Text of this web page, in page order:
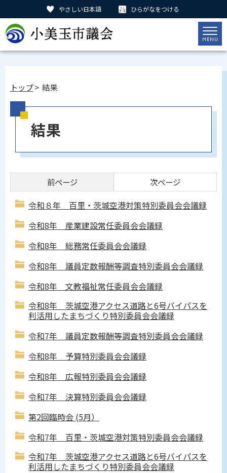
やさしい日本語 ひらがなをつける
トップ> 結果
結果
前ページ 次ページ
令和８年 百里・茨城空港対策特別委員会会議録
令和8年 産業建設常任委員会会議録
令和8年 総務常任委員会会議録
令和8年 議員定数報酬等調査特別委員会会議録
令和8年 文教福祉常任委員会会議録
令和8年 茨城空港アクセス道路と6号バイパスを
利活用したまちづくり特別委員会会議録
令和7年 議員定数報酬等調査特別委員会会議録
令和8年 予算特別委員会会議録
令和8年 広報特別委員会会議録
令和7年 決算特別委員会会議録
第2回臨時会 (5月）
令和7年 百里・茨城空港対策特別委員会会議録
令和7年 茨城空港アクセス道路と6号バイパスを
利活用したまちづくり特別委員会会議録